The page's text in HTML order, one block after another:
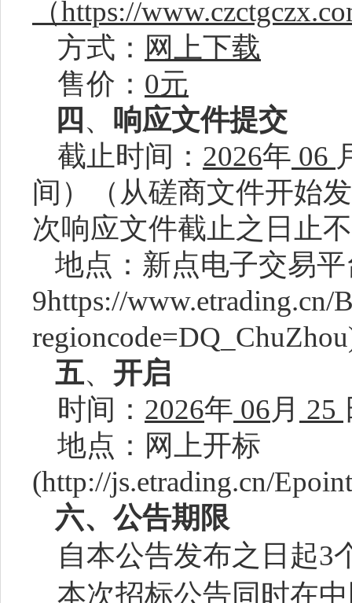
（https://
方式： 网上下载
售价： 0元
四 、 响应文件提交
截止时间： 2026年 06
间）（从磋商文件开始
次响应文件截止之日止
地点：新点电子交易
9https://www.etrading.cn/
五、 开启
时间： 2026年 06月 25
地点：网上开标
(http://js.etrading.cn/
六、公告期限
自本公告发布之日起3
本次招标公告同时在